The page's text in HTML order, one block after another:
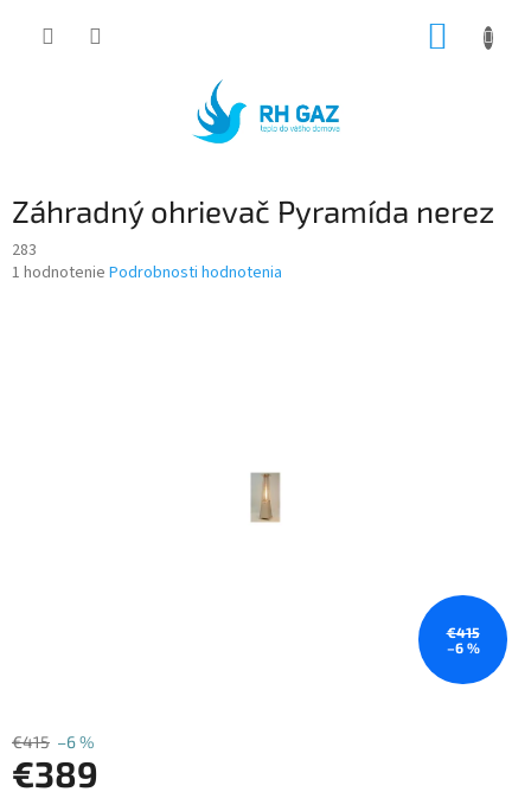
Záhradný ohrievač Pyramída nerez
283
Priemerné
1 hodnotenie Podrobnosti hodnotenia
€415
–6 %
€415 –6 %
€389